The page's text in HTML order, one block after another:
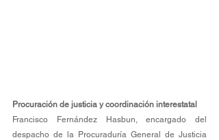
Procuración de justicia y coordinación interestatal
Francisco Fernández Hasbun, encargado del
despacho de la Procuraduría General de Justicia